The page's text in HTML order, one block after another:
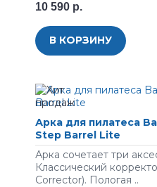
10 590 р.
В КОРЗИНУ
Арка для пилатеса
Step Barrel Lite
Арка сочетает три
Классический
Corrector). Пологая ..